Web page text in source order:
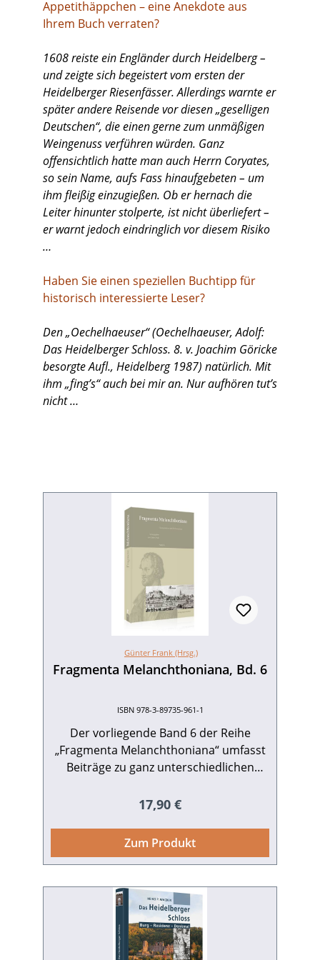
Appetithäppchen – eine Anekdote aus
Ihrem Buch verraten?
1608 reiste ein Engländer durch Heidelberg –
und zeigte sich begeistert vom ersten der
Heidelberger Riesenfässer. Allerdings warnte er
später andere Reisende vor diesen „geselligen
Deutschen“, die einen gerne zum unmäßigen
Weingenuss verführen würden. Ganz
offensichtlich hatte man auch Herrn Coryates,
so sein Name, aufs Fass hinaufgebeten – um
ihm fleißig einzugießen. Ob er hernach die
Leiter hinunter stolperte, ist nicht überliefert –
er warnt jedoch eindringlich vor diesem Risiko
…
Haben Sie einen speziellen Buchtipp für
historisch interessierte Leser?
Den „Oechelhaeuser“ (Oechelhaeuser, Adolf:
Das Heidelberger Schloss. 8. v. Joachim Göricke
besorgte Aufl., Heidelberg 1987) natürlich. Mit
ihm „fing’s“ auch bei mir an. Nur aufhören tut’s
nicht …
Günter Frank (Hrsg.)
Fragmenta Melanchthoniana, Bd. 6
ISBN 978-3-89735-961-1
Der vorliegende Band 6 der Reihe
„Fragmenta Melanchthoniana“ umfasst
Beiträge zu ganz unterschiedlichen
Humanismusforschung: zur Kindheit
zu seiner Christologie und Geometrie,
Reformatorenbildnissen, zur
Ausbreitung der Reformation im
Kraichgau, zum Türkenbild in der
Frühen Neuzeit, zur Geschichte des
Heidelberger Schlosses, zur
Baugeschichte des Melanchthonhauses
Regulärer Preis:
17,90 €
Zum Produkt